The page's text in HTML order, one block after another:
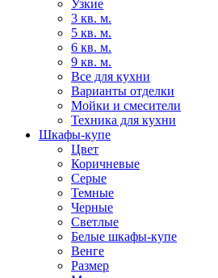
Узкие
3 кв. м.
5 кв. м.
6 кв. м.
9 кв. м.
Все для кухни
Варианты отделки
Мойки и смесители
Техника для кухни
Шкафы-купе
Цвет
Коричневые
Серые
Темные
Черные
Светлые
Белые шкафы-купе
Венге
Размер